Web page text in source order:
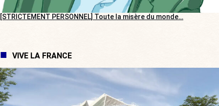
[STRICTEMENT PERSONNEL] Toute la misère du monde…
VIVE LA FRANCE